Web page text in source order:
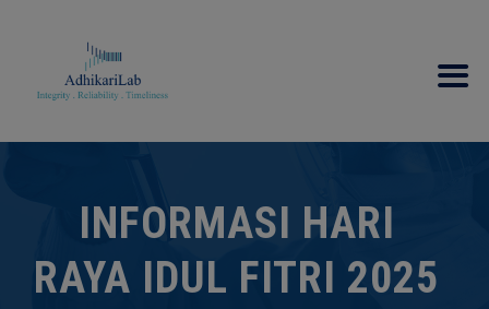
INFORMASI HARI
RAYA IDUL FITRI 2025